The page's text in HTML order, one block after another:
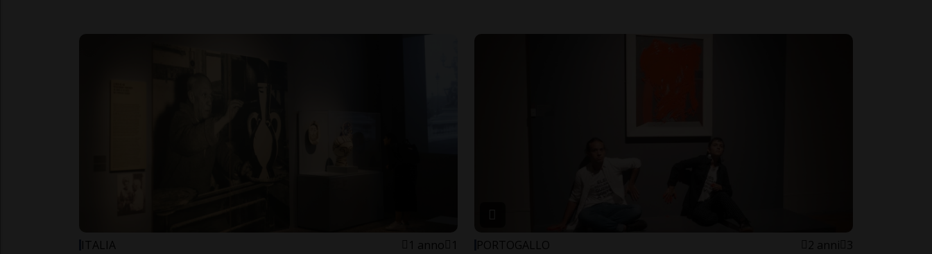
ITALIA 1 anno 1 PORTOGALLO 2 anni 3